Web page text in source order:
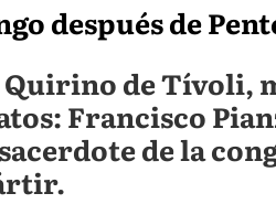
después de
Quirino de Tívoli,
Francisco
de la